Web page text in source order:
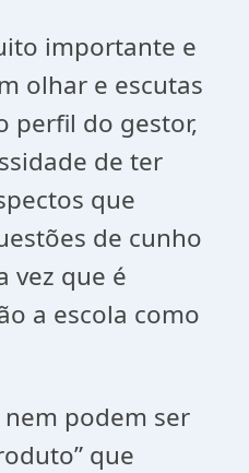
importante e
olhar e escutas
perfil do gestor,
de ter
que
de cunho
vez que é
a escola como
nem podem ser
que